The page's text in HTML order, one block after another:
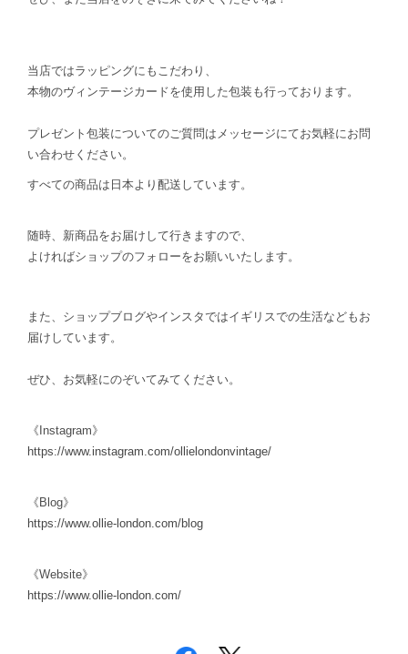
当店ではラッピングにもこだわり、
本物のヴィンテージカードを使用した包装も行っております。
プレゼント包装についてのご質問はメッセージにてお気軽にお問
い合わせください。
すべての商品は日本より配送しています。
随時、新商品をお届けして行きますので、
よければショップのフォローをお願いいたします。
また、ショップブログやインスタではイギリスでの生活などもお
届けしています。
ぜひ、お気軽にのぞいてみてください。
《Instagram》
https://www.instagram.com/ollielondonvintage/
《Blog》
https://www.ollie-london.com/blog
《Website》
https://www.ollie-london.com/